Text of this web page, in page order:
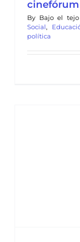
cinefórum
By Bajo el tejo
Social,
política